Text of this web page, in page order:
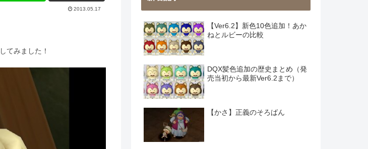
2013.05.17
てみました！
【Ver6.2】新色10色追加！あか
ねとルビーの比較
DQX髪色追加の歴史まとめ（発
売当初から最新Ver6.2まで）
【かさ】正義のそろばん